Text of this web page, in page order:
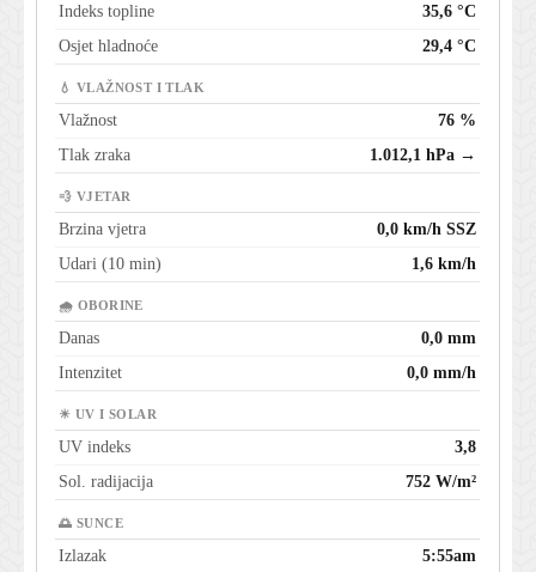
Indeks topline
35,6 °C
Osjet hladnoće
29,4 °C
💧 VLAŽNOST I TLAK
Vlažnost
76 %
Tlak zraka
1.012,1 hPa →
💨 VJETAR
Brzina vjetra
0,0 km/h SSZ
Udari (10 min)
1,6 km/h
🌧 OBORINE
Danas
0,0 mm
Intenzitet
0,0 mm/h
☀ UV I SOLAR
UV indeks
3,8
Sol. radijacija
752 W/m²
🌅 SUNCE
Izlazak
5:55am